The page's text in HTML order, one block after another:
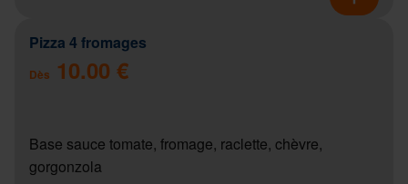
Pizza 4 fromages
Dès 10.00 €
Base sauce tomate, fromage, raclette, chèvre,
gorgonzola